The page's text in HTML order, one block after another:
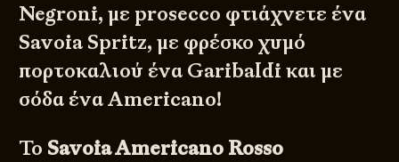
Negroni, με prosecco φτιάχνετε ένα
Savoia Spritz, με φρέσκο χυμό
πορτοκαλιού ένα Garibaldi και με
σόδα ένα Americano!
Το Savoia Americano Rosso